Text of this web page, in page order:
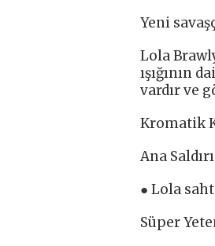
Yeni
Lola
ışığının
vardır ve
Kromatik
Ana
● Lola
Süper